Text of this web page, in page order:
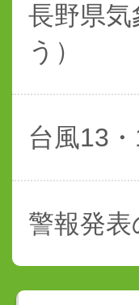
長野県
う）
台風13
警報発